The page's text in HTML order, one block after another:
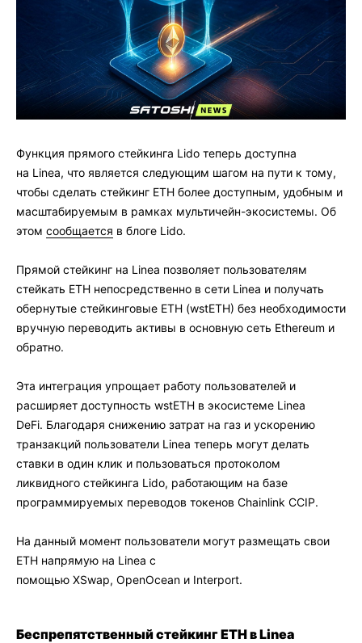
Функция прямого стейкинга Lido теперь доступна
на Linea, что является следующим шагом на пути к тому,
чтобы сделать стейкинг ETH более доступным, удобным и
масштабируемым в рамках мультичейн-экосистемы. Об
этом сообщается в блоге Lido.
Прямой стейкинг на Linea позволяет пользователям
стейкать ETH непосредственно в сети Linea и получать
обернутые стейкинговые ETH (wstETH) без необходимости
вручную переводить активы в основную сеть Ethereum и
обратно.
Эта интеграция упрощает работу пользователей и
расширяет доступность wstETH в экосистеме Linea
DeFi. Благодаря снижению затрат на газ и ускорению
транзакций пользователи Linea теперь могут делать
ставки в один клик и пользоваться протоколом
ликвидного стейкинга Lido, работающим на базе
программируемых переводов токенов Chainlink CCIP.
На данный момент пользователи могут размещать свои
ETH напрямую на Linea с
помощью XSwap, OpenOcean и Interport.
Беспрепятственный стейкинг ETH в Linea